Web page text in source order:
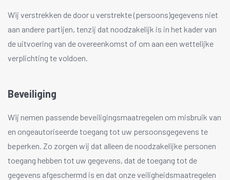
Wij verstrekken de door u verstrekte (persoons)gegevens niet
aan andere partijen, tenzij dat noodzakelijk is in het kader van
de uitvoering van de overeenkomst of om aan een wettelijke
verplichting te voldoen.
Beveiliging
Wij nemen passende beveiligingsmaatregelen om misbruik van
en ongeautoriseerde toegang tot uw persoonsgegevens te
beperken. Zo zorgen wij dat alleen de noodzakelijke personen
toegang hebben tot uw gegevens, dat de toegang tot de
gegevens afgeschermd is en dat onze veiligheidsmaatregelen